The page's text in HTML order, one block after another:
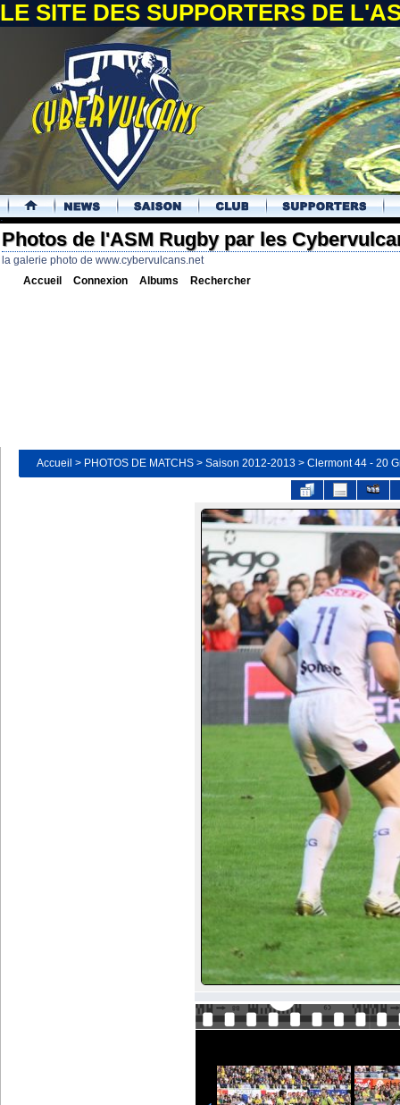
LE SITE DES SUPPORTERS DE
.
Photos de l'ASM Rugby par les
la galerie photo de www.cybervulcans.net
Accueil Connexion Albums Rechercher
Accueil > PHOTOS DE MATCHS > Saison 2012-2013 > Clermont 44 - 20